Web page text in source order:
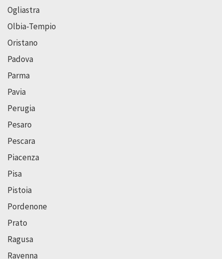
Ogliastra
Olbia-Tempio
Oristano
Padova
Parma
Pavia
Perugia
Pesaro
Pescara
Piacenza
Pisa
Pistoia
Pordenone
Prato
Ragusa
Ravenna